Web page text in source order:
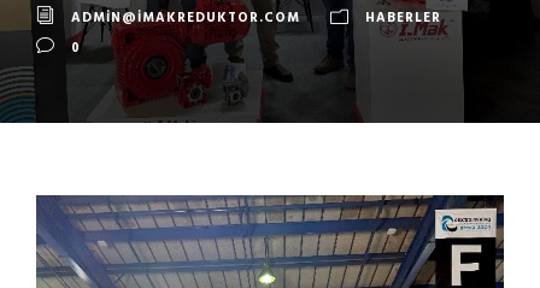
ADMIN@IMAKREDUKTOR.COM
HABERLER
0